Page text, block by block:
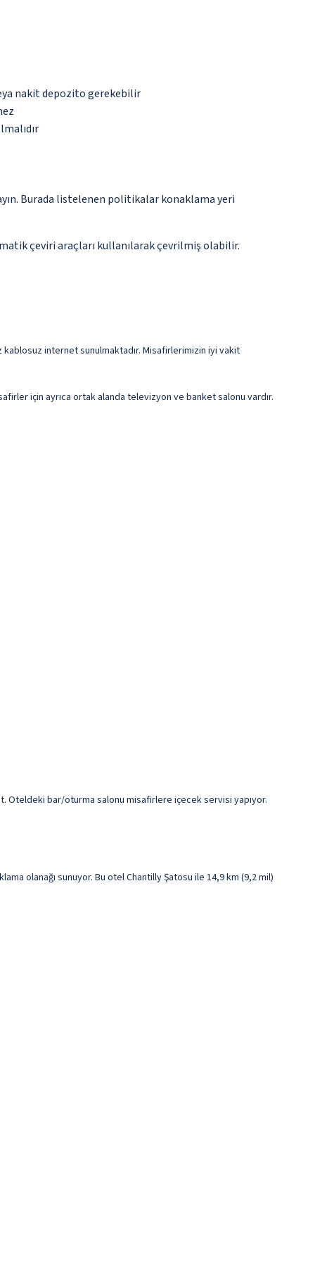
nakit depozito gerekebilir
Burada listelenen politikalar konaklama yeri
çeviri araçları kullanılarak çevrilmiş olabilir.
internet sunulmaktadır. Misafirlerimizin iyi vakit
için ayrıca ortak alanda televizyon ve banket salonu vardır.
Oteldeki bar/oturma salonu misafirlere içecek servisi yapıyor.
olanağı sunuyor. Bu otel Chantilly Şatosu ile 14,9 km (9,2 mil)